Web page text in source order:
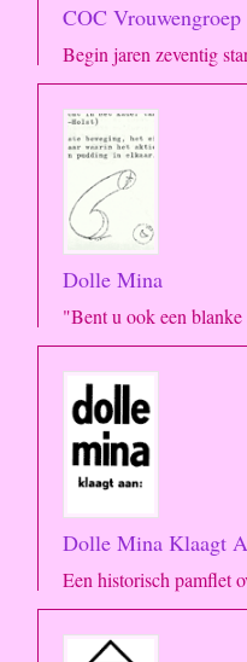
COC Vrouwengroep
Begin jaren zeventig
Dolle Mina
"Bent u ook een
Dolle Mina Klaagt
Een historisch pamflet